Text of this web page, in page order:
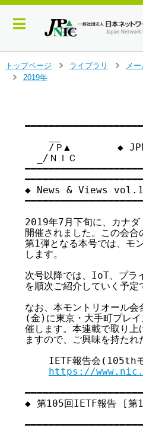
トップページ
ライブラリ
メ
2019年
/Ｐ▲        ◆
  _/ＮＩＣ
◆ News & Views
2019年7月下旬に、カナ
開催されました。この会
第1弾となる本号では、モ
します。
次号以降では、IoT、プラ
を順次ご紹介していく予定
なお、本モントリオール
(金)に東京・大手町プレ
催します。本連載で取り
ますので、ご興味を持た
IETF報告会(105thモ
https://
◆ 第105回IETF報告 [第